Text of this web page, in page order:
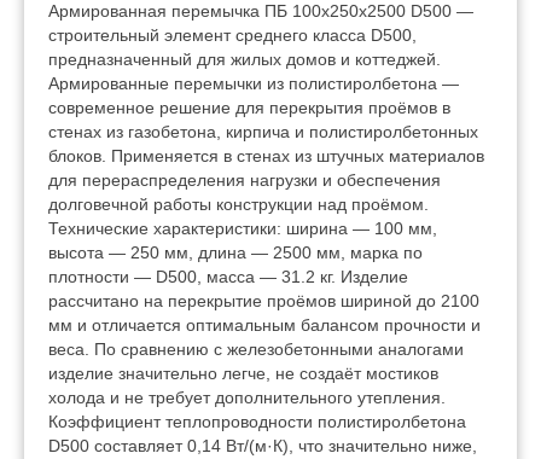
Армированная перемычка ПБ 100х250х2500 D500 —
строительный элемент среднего класса D500,
предназначенный для жилых домов и коттеджей.
Армированные перемычки из полистиролбетона —
современное решение для перекрытия проёмов в
стенах из газобетона, кирпича и полистиролбетонных
блоков. Применяется в стенах из штучных материалов
для перераспределения нагрузки и обеспечения
долговечной работы конструкции над проёмом.
Технические характеристики: ширина — 100 мм,
высота — 250 мм, длина — 2500 мм, марка по
плотности — D500, масса — 31.2 кг. Изделие
рассчитано на перекрытие проёмов шириной до 2100
мм и отличается оптимальным балансом прочности и
веса. По сравнению с железобетонными аналогами
изделие значительно легче, не создаёт мостиков
холода и не требует дополнительного утепления.
Коэффициент теплопроводности полистиролбетона
D500 составляет 0,14 Вт/(м·К), что значительно ниже,